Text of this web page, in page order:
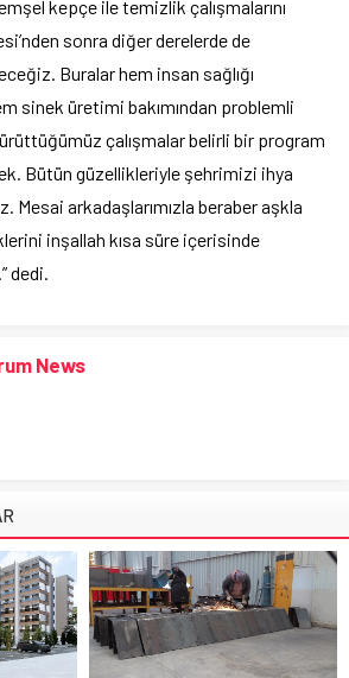
kepçe ile temizlik çalışmalarını
sonra diğer derelerde de
Buralar hem insan sağlığı
sinek üretimi bakımından problemli
çalışmalar belirli bir program
Bütün güzellikleriyle şehrimizi ihya
Mesai arkadaşlarımızla beraber aşkla
inşallah kısa süre içerisinde
dedi.
News